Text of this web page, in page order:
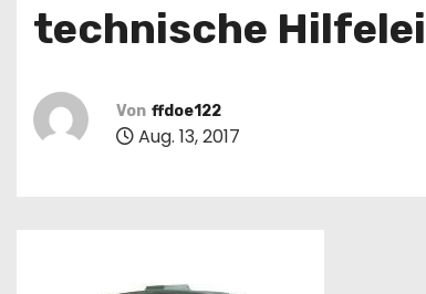
technische
Von ffdoe122
Aug. 13, 2017